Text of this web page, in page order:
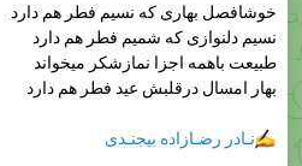
طبیعت باهمه اجزا نمازشکر میخواند
بهار امسال درقلبش عید فطر هم دارد
نـادر رضـازاده بیجنـدی
┄┅❀
@BIJANDIHA
❀┅┄